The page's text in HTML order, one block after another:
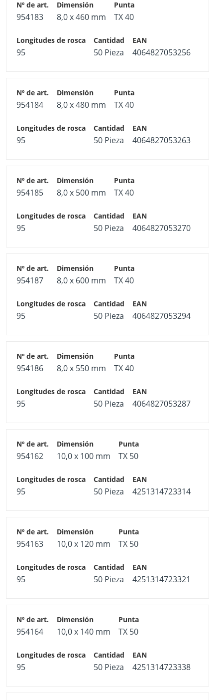
954183 8,0 x 460 mm TX 40
95 50 Pieza 4064827053256
954184 8,0 x 480 mm TX 40
95 50 Pieza 4064827053263
954185 8,0 x 500 mm TX 40
95 50 Pieza 4064827053270
954187 8,0 x 600 mm TX 40
95 50 Pieza 4064827053294
954186 8,0 x 550 mm TX 40
95 50 Pieza 4064827053287
954162 10,0 x 100 mm TX 50
95 50 Pieza 4251314723314
954163 10,0 x 120 mm TX 50
95 50 Pieza 4251314723321
954164 10,0 x 140 mm TX 50
95 50 Pieza 4251314723338